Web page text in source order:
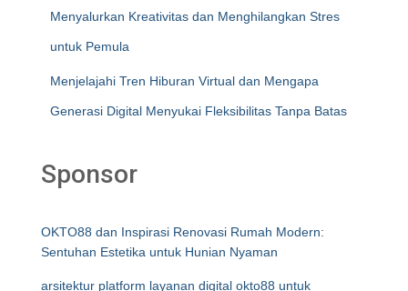
Menyalurkan Kreativitas dan Menghilangkan Stres
untuk Pemula
Menjelajahi Tren Hiburan Virtual dan Mengapa
Generasi Digital Menyukai Fleksibilitas Tanpa Batas
Sponsor
OKTO88 dan Inspirasi Renovasi Rumah Modern:
Sentuhan Estetika untuk Hunian Nyaman
arsitektur platform layanan digital okto88 untuk